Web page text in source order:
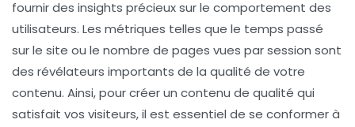
fournir des insights précieux sur le comportement des
utilisateurs. Les métriques telles que le temps passé
sur le site ou le nombre de pages vues par session sont
des révélateurs importants de la qualité de votre
contenu. Ainsi, pour créer un contenu de qualité qui
satisfait vos visiteurs, il est essentiel de se conformer à